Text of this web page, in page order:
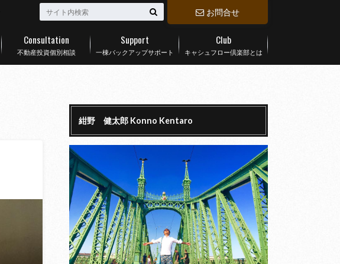
お問合せ
不動産投資個別相談
Consultation
一棟バックアップサポート
Support
キャシュフロー倶楽部とは
Club
紺野 健太郎 Konno Kentaro